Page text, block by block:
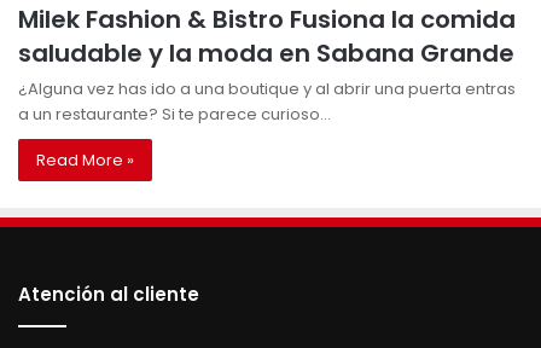
Milek Fashion & Bistro Fusiona la comida
saludable y la moda en Sabana Grande
¿Alguna vez has ido a una boutique y al abrir una puerta entras
a un restaurante? Si te parece curioso…
Read More »
Atención al cliente